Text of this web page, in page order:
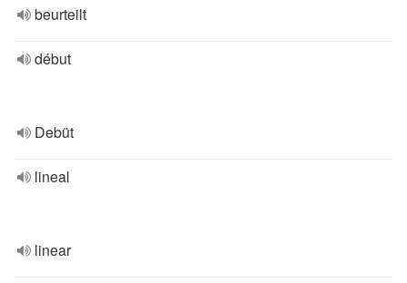
beurteilt
début
Debüt
lineal
linear